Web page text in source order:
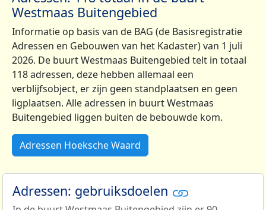
Westmaas Buitengebied
Informatie op basis van de BAG (de Basisregistratie
Adressen en Gebouwen van het Kadaster) van 1 juli
2026. De buurt Westmaas Buitengebied telt in totaal
118 adressen, deze hebben allemaal een
verblijfsobject, er zijn geen standplaatsen en geen
ligplaatsen. Alle adressen in buurt Westmaas
Buitengebied liggen buiten de bebouwde kom.
Adressen Hoeksche Waard
Adressen: gebruiksdoelen